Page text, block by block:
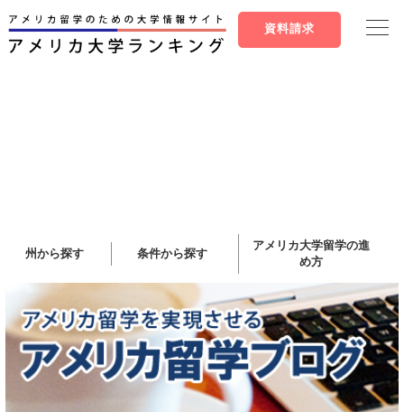
資料請求
州から探す 条件から探す
アメリカ大学留学の進
め方